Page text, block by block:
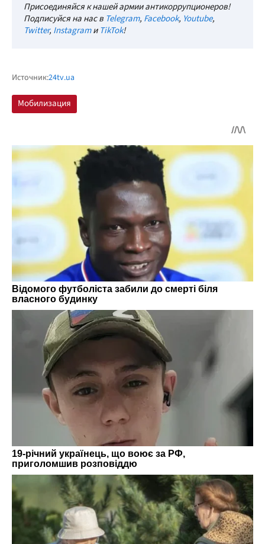
Присоединяйся к нашей армии антикоррупционеров!
Подписуйся на нас в Telegram, Facebook, Youtube,
Twitter, InstagramиTikTok!
Источник:24tv.ua
Мобилизация